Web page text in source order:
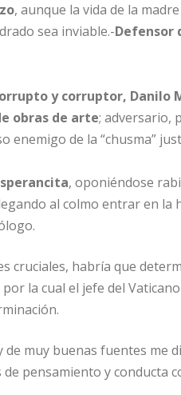
, aunque la vida de la
sea inviable.-Defensor
y corruptor, Danilo
obras de arte; adversario,
enemigo de la “chusma”
, oponiéndose
al colmo entrar en la
cruciales, habría que
la cual el jefe del
muy buenas fuentes me
pensamiento y conducta